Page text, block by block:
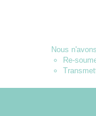
Nous
Re-